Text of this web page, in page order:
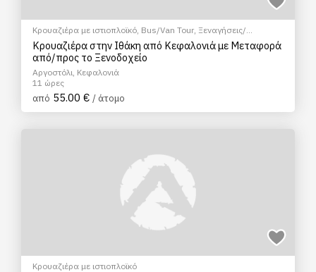
Κρουαζιέρα με ιστιοπλοϊκό, Bus/Van Tour, Ξεναγήσεις/
Αξιοθέατα
Κρουαζιέρα στην Ιθάκη από Κεφαλονιά με Μεταφορά
από/προς το Ξενοδοχείο
Αργοστόλι, Κεφαλονιά
11 ώρες
από 55.00 € / άτομο
Κρουαζιέρα με ιστιοπλοϊκό